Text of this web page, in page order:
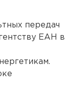
передач
ЕАН в